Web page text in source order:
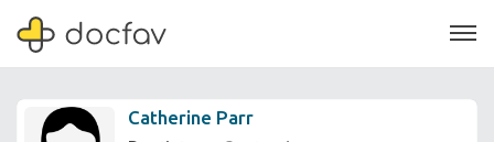
Catherine Parr